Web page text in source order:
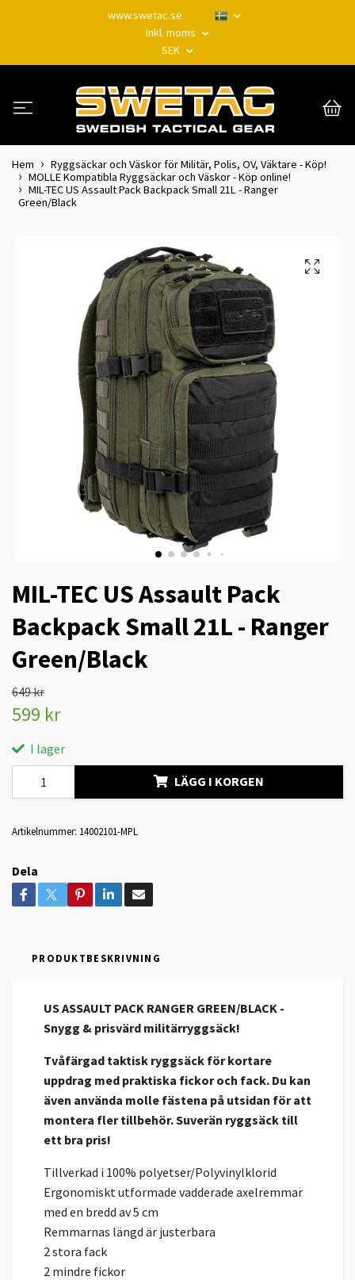
www.swetac.se
Inkl. moms
SEK
Hem
Ryggsäckar och Väskor för Militär, Polis, OV, Väktare - Köp!
MOLLE Kompatibla Ryggsäckar och Väskor - Köp online!
MIL-TEC US Assault Pack Backpack Small 21L - Ranger
Green/Black
MIL-TEC US Assault Pack
Backpack Small 21L - Ranger
Green/Black
649 kr
599 kr
I lager
LÄGG I KORGEN
Artikelnummer: 14002101-MPL
Dela
PRODUKTBESKRIVNING
US ASSAULT PACK RANGER GREEN/BLACK -
Snygg & prisvärd militärryggsäck!
Tvåfärgad taktisk ryggsäck för kortare
uppdrag med praktiska fickor och fack. Du kan
även använda molle fästena på utsidan för att
montera fler tillbehör. Suverän ryggsäck till
ett bra pris!
Tillverkad i 100% polyetser/Polyvinylklorid
Ergonomiskt utformade vadderade axelremmar
med en bredd av 5 cm
Remmarnas längd är justerbara
2 stora fack
2 mindre fickor